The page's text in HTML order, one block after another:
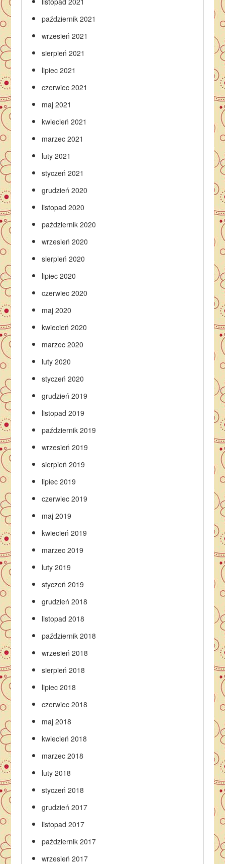
październik 2021
wrzesień 2021
sierpień 2021
lipiec 2021
czerwiec 2021
maj 2021
kwiecień 2021
marzec 2021
luty 2021
styczeń 2021
grudzień 2020
listopad 2020
październik 2020
wrzesień 2020
sierpień 2020
lipiec 2020
czerwiec 2020
maj 2020
kwiecień 2020
marzec 2020
luty 2020
styczeń 2020
grudzień 2019
listopad 2019
październik 2019
wrzesień 2019
sierpień 2019
lipiec 2019
czerwiec 2019
maj 2019
kwiecień 2019
marzec 2019
luty 2019
styczeń 2019
grudzień 2018
listopad 2018
październik 2018
wrzesień 2018
sierpień 2018
lipiec 2018
czerwiec 2018
maj 2018
kwiecień 2018
marzec 2018
luty 2018
styczeń 2018
grudzień 2017
listopad 2017
październik 2017
wrzesień 2017